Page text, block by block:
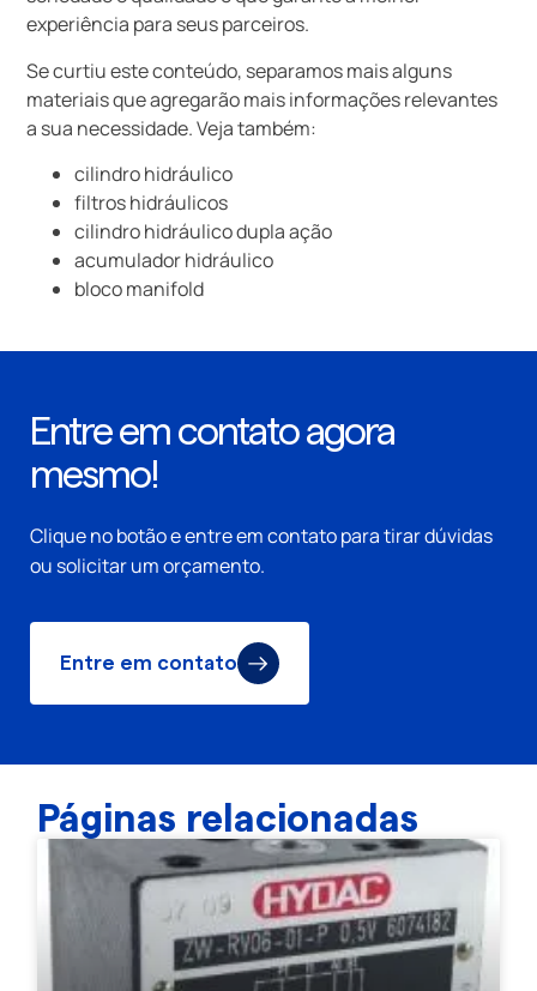
experiência para seus parceiros.
Se curtiu este conteúdo, separamos mais alguns
materiais que agregarão mais informações relevantes
a sua necessidade. Veja também:
cilindro hidráulico
filtros hidráulicos
cilindro hidráulico dupla ação
acumulador hidráulico
bloco manifold
Entre em contato agora
mesmo!
Clique no botão e entre em contato para tirar dúvidas
ou solicitar um orçamento.
Entre em contato
Páginas relacionadas